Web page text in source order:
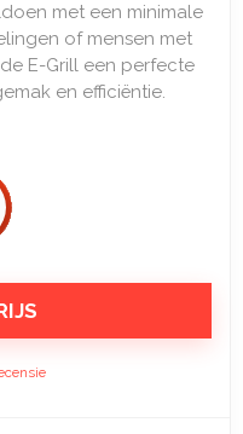
met een minimale
of mensen met
E-Grill een perfecte
en efficiëntie.